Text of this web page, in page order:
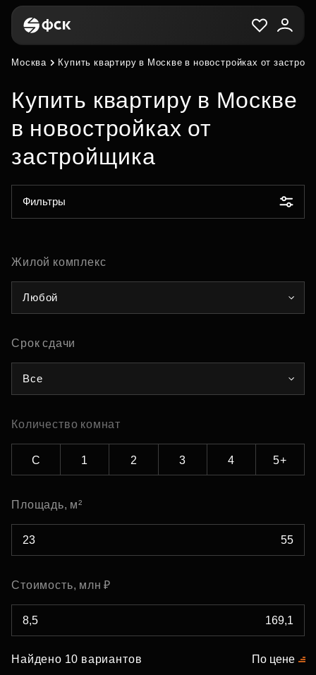
Москва Купить квартиру в Москве в новостройках от
Купить квартиру в Москве
в новостройках от
застройщика
Фильтры
Жилой комплекс
Любой
Срок сдачи
Все
Количество комнат
С 1 2 3 4 5+
Площадь, м²
Стоимость, млн ₽
Найдено 10 вариантов По цене